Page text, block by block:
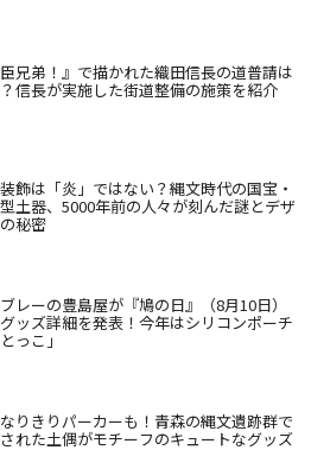
臣兄弟！』で描かれた織田信長の道普請は
信長が実施した街道整備の施策を紹介
飾は「炎」ではない？縄文時代の国宝・
土器、5000年前の人々が刻んだ謎とデザ
秘密
レーの豊島屋が『鳩の日』（8月10日）
ッズ詳細を発表！今年はシリコンポーチ
っこ」
りきりパーカーも！青森の縄文遺跡群で
れた土偶がモチーフのキュートなグッズ